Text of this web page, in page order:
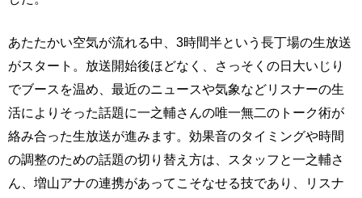
あたたかい空気が流れる中、3時間半という長丁場の生放送
がスタート。放送開始後ほどなく、さっそくの日大いじり
でブースを温め、最近のニュースや気象などリスナーの生
活によりそった話題に一之輔さんの唯一無二のトーク術が
絡み合った生放送が進みます。効果音のタイミングや時間
の調整のための話題の切り替え方は、スタッフと一之輔さ
ん、増山アナの連携があってこそなせる技であり、リスナ